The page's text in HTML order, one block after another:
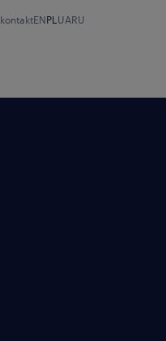
kontaktENPL UARU